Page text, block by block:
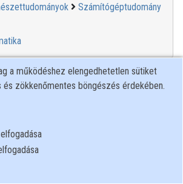
Számítógéptudomány
I. BÉLA
GIMNÁZIUM
a működéshez elengedhetetlen sütiket
és zökkenőmentes böngészés érdekében.